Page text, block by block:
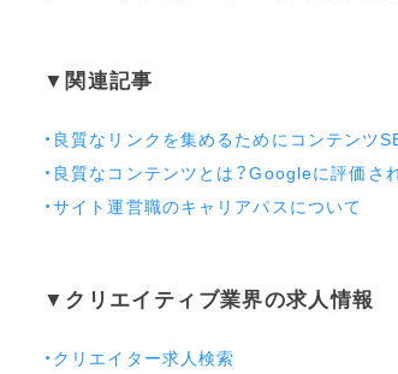
▼関連記事
・良質なリンクを集めるためにコンテンツ
・良質なコンテンツとは？Googleに評価さ
・サイト運営職のキャリアパスについて
▼クリエイティブ業界の求人情報
・クリエイター求人検索